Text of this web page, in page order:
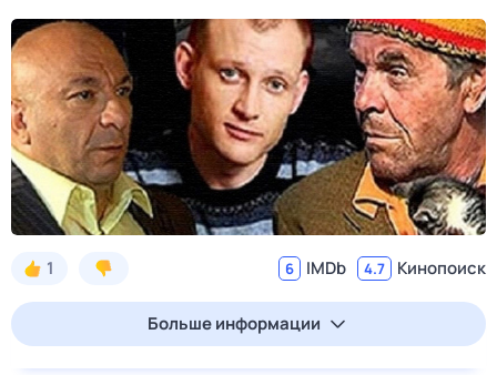
1 6 IMDb 4.7 Кинопоиск
Больше информации